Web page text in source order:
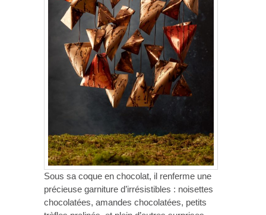
Sous sa coque en chocolat, il renferme une
précieuse garniture d’irrésistibles : noisettes
chocolatées, amandes chocolatées, petits